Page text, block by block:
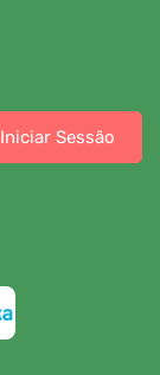
Iniciar Sessão